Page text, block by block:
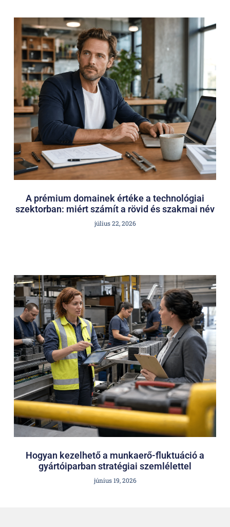
A prémium domainek értéke a technológiai
szektorban: miért számít a rövid és szakmai név
július 22, 2026
Hogyan kezelhető a munkaerő-fluktuáció a
gyártóiparban stratégiai szemlélettel
június 19, 2026